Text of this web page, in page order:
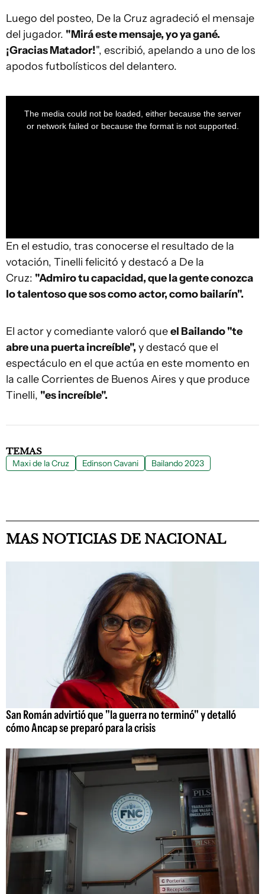
Luego del posteo, De la Cruz agradeció el mensaje
del jugador. "Mirá este mensaje, yo ya gané.
¡Gracias Matador!", escribió, apelando a uno de los
apodos futbolísticos del delantero.
The media could not be loaded, either because the server
or network failed or because the format is not supported.
En el estudio, tras conocerse el resultado de la
votación, Tinelli felicitó y destacó a De la
Cruz: "Admiro tu capacidad, que la gente conozca
lo talentoso que sos como actor, como bailarín".
El actor y comediante valoró queel Bailando "te
abre una puerta increíble", y destacó que el
espectáculo en el que actúa en este momento en
la calle Corrientes de Buenos Aires y que produce
Tinelli, "es increíble".
TEMAS
Maxi de la Cruz Edinson Cavani Bailando 2023
MAS NOTICIAS DE NACIONAL
San Román advirtió que "la guerra no terminó" y detalló
cómo Ancap se preparó para la crisis